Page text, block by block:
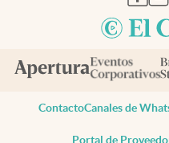
ContactoCanales de
Portal de